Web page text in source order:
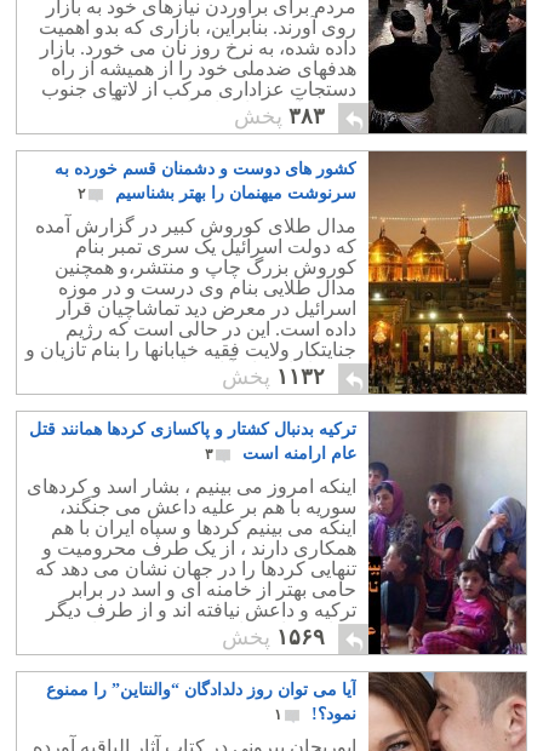
مردم برای برآوردن نیازهای خود به بازار
روی آورند. بنابراین، بازاری که بدو اهمیت
داده شده، به نرخ روز نان می خورد. بازار
هدفهای ضدملی خود را از همیشه از راه
دستجات عزاداری مرکب از لاتهای جنوب
شهر و آخوندها به اجراء در می آورد.
۳۸۳ پخش
کشور های دوست و دشمنان قسم خورده به
سرنوشت میهنمان را بهتر بشناسیم
۲
مدال طلای کوروش کبیر در گزارش آمده
که دولت اسرائیل یک سری تمبر بنام
کوروش بزرگ چاپ و منتشر،و همچنین
مدال طلایی بنام وی درست و در موزه
اسرائیل در معرض دید تماشاچیان قرار
داده است. این در حالی است که رژیم
جنایتکار ولایت فقیه خیابانها را بنام تازیان و
تمبرها را به نام آنان چاپ و منتشر می کند.
۱۱۳۲ پخش
ترکیه بدنبال کشتار و پاکسازی کردها همانند قتل
عام ارامنه است
۳
اینکه امروز می بینیم ، بشار اسد و کردهای
سوریه با هم بر علیه داعش می جنگند،
اینکه می بینیم کردها و سپاه ایران با هم
همکاری دارند ، از یک طرف محرومیت و
تنهایی کردها را در جهان نشان می دهد که
حامی بهتر از خامنه ای و اسد در برابر
ترکیه و داعش نیافته اند و از طرف دیگر
نشانه برنامه های مخوف ترکیه برای
نابودی کردها وسیله داعش است.
بزرگترین دلیل حمایت ترکیه از داعش امید
به قتل عام کردهای بی دفاع بوده است.
۱۵۶۹ پخش
آیا می توان روز دلدادگان “والنتاین” را ممنوع
نمود؟!
۱
ابوریحان بیرونی در کتاب آثار الباقیه آورده